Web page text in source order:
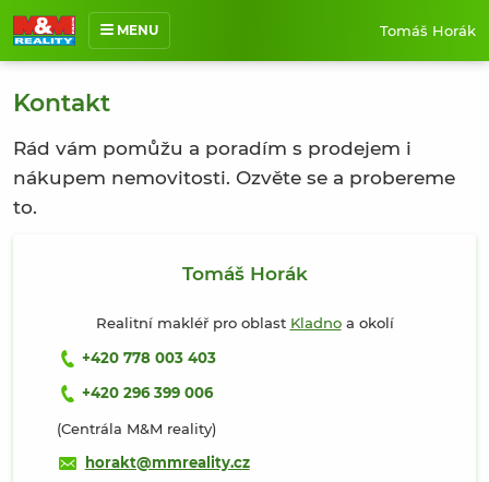
MENU
Prodané nemovitosti
Reference
Jak pracuji
Tomáš Horák
Kontakt
Rád vám pomůžu a poradím s prodejem i
nákupem nemovitosti. Ozvěte se a probereme
to.
Tomáš Horák
Realitní makléř pro oblast Kladnoa okolí
+420 778 003 403
+420 296 399 006
(Centrála M&M reality)
horakt@mmreality.cz